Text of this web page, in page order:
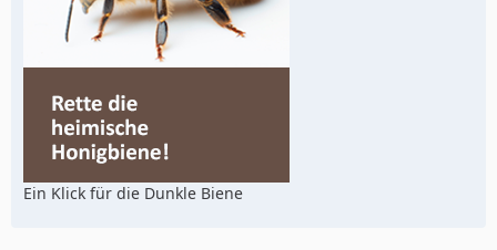
Ein Klick für die Dunkle Biene